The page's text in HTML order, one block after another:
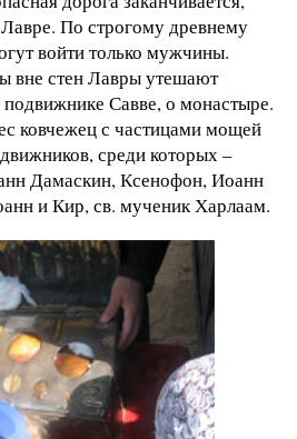
По строгому древнему
войти только мужчины.
вне стен Лавры утешают
Савве, о монастыре.
ковчежец с частицами мощей
среди которых –
Дамаскин, Ксенофон, Иоанн
и Кир, св. мученик Харлаам.